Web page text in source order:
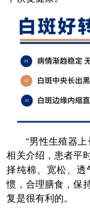
“男性生殖器上
相关介绍，患者平
择纯棉、宽松、透
惯，合理膳食，保
复是很有利的。